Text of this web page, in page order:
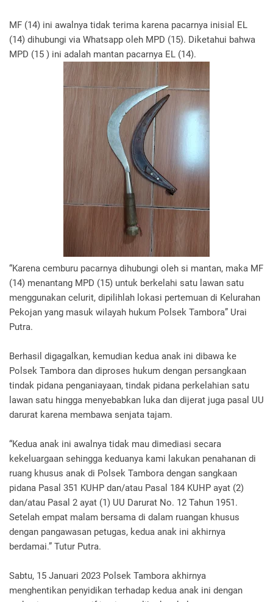
MF (14) ini awalnya tidak terima karena pacarnya inisial EL
(14) dihubungi via Whatsapp oleh MPD (15). Diketahui bahwa
MPD (15 ) ini adalah mantan pacarnya EL (14).
“Karena cemburu pacarnya dihubungi oleh si mantan, maka MF
(14) menantang MPD (15) untuk berkelahi satu lawan satu
menggunakan celurit, dipilihlah lokasi pertemuan di Kelurahan
Pekojan yang masuk wilayah hukum Polsek Tambora” Urai
Putra.
Berhasil digagalkan, kemudian kedua anak ini dibawa ke
Polsek Tambora dan diproses hukum dengan persangkaan
tindak pidana penganiayaan, tindak pidana perkelahian satu
lawan satu hingga menyebabkan luka dan dijerat juga pasal UU
darurat karena membawa senjata tajam.
“Kedua anak ini awalnya tidak mau dimediasi secara
kekeluargaan sehingga keduanya kami lakukan penahanan di
ruang khusus anak di Polsek Tambora dengan sangkaan
pidana Pasal 351 KUHP dan/atau Pasal 184 KUHP ayat (2)
dan/atau Pasal 2 ayat (1) UU Darurat No. 12 Tahun 1951.
Setelah empat malam bersama di dalam ruangan khusus
dengan pangawasan petugas, kedua anak ini akhirnya
berdamai.” Tutur Putra.
Sabtu, 15 Januari 2023 Polsek Tambora akhirnya
menghentikan penyidikan terhadap kedua anak ini dengan